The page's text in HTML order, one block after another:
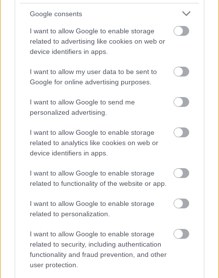
Google consents
I want to allow Google to enable storage
related to advertising like cookies on web or
device identifiers in apps.
I want to allow my user data to be sent to
Google for online advertising purposes.
I want to allow Google to send me
personalized advertising.
I want to allow Google to enable storage
related to analytics like cookies on web or
device identifiers in apps.
I want to allow Google to enable storage
related to functionality of the website or app.
I want to allow Google to enable storage
related to personalization.
I want to allow Google to enable storage
related to security, including authentication
functionality and fraud prevention, and other
user protection.
μπορούσε να επηρεαστεί σημαντικά,ιδιαίτερα
σε επίπεδο τουριστικών ροών